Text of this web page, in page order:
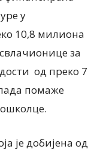
у
10,8 милиона
за
од преко 7
помаже
је добијена од